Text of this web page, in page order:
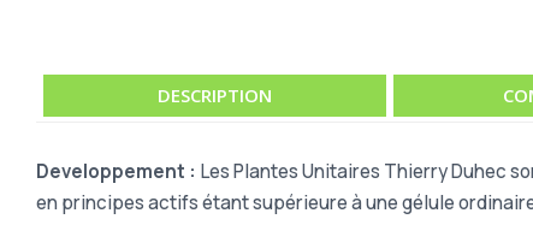
DESCRIPTION
Developpement : Les Plantes Unitaires Thierry Duhec
en principes actifs étant supérieure à une gélule